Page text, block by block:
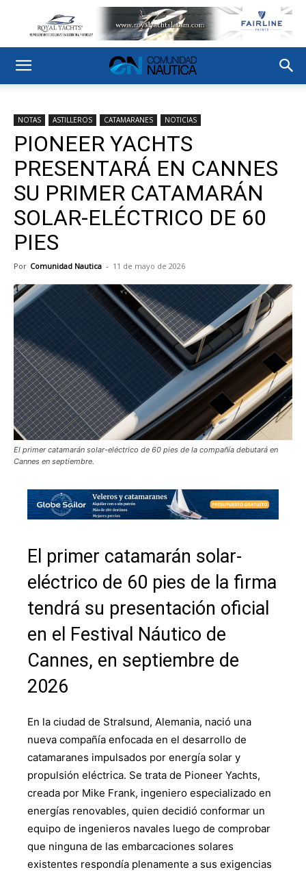
NOTAS ASTILLEROS CATAMARANES NOTICIAS
PIONEER YACHTS
PRESENTARÁ EN CANNES
SU PRIMER CATAMARÁN
SOLAR-ELÉCTRICO DE 60
PIES
Por Comunidad Nautica - 11 de mayo de 2026
El primer catamarán solar-eléctrico de 60 pies de la compañía debutará en
Cannes en septiembre.
El primer catamarán solar-
eléctrico de 60 pies de la firma
tendrá su presentación oficial
en el Festival Náutico de
Cannes, en septiembre de
2026
En la ciudad de Stralsund, Alemania, nació una
nueva compañía enfocada en el desarrollo de
catamaranes impulsados por energía solar y
propulsión eléctrica. Se trata de Pioneer Yachts,
creada por Mike Frank, ingeniero especializado en
energías renovables, quien decidió conformar un
equipo de ingenieros navales luego de comprobar
que ninguna de las embarcaciones solares
existentes respondía plenamente a sus exigencias